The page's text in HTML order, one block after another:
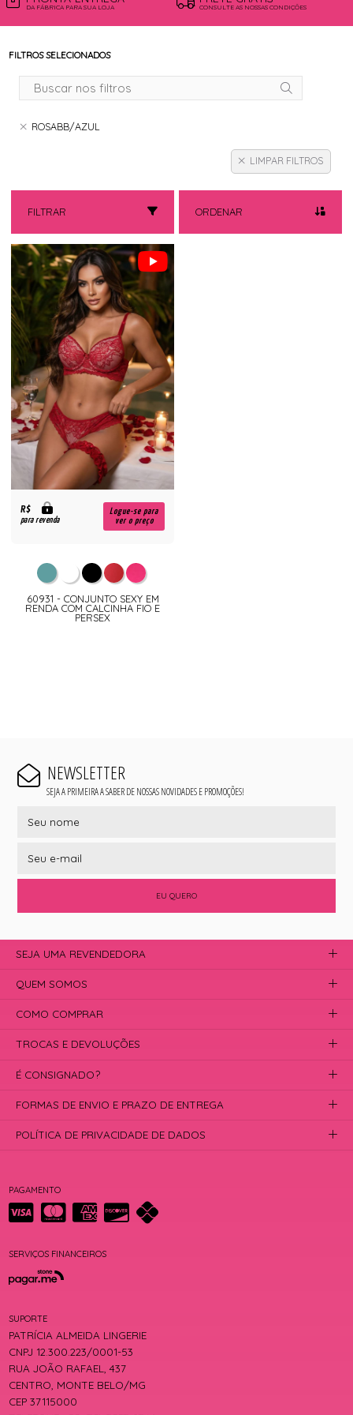
DA FÁBRICA PARA SUA LOJA CONSULTE AS NOSSAS CONDIÇÕES
FILTROS SELECIONADOS
ROSABB/AZUL
LIMPAR FILTROS
FILTRAR ORDENAR
R$
para revenda
Logue-se para
ver o preço
60931 - CONJUNTO SEXY EM
RENDA COM CALCINHA FIO E
PERSEX
NEWSLETTER
SEJA A PRIMEIRA A SABER DE NOSSAS NOVIDADES E PROMOÇÕES!
EU QUERO
PAGAMENTO
SERVIÇOS FINANCEIROS
SUPORTE
PATRÍCIA ALMEIDA LINGERIE
CNPJ 12.300.223/0001-53
RUA JOÃO RAFAEL, 437
CENTRO, MONTE BELO/MG
CEP 37115000
SEJA UMA REVENDEDORA
QUEM SOMOS
COMO COMPRAR
TROCAS E DEVOLUÇÕES
É CONSIGNADO?
FORMAS DE ENVIO E PRAZO DE ENTREGA
POLÍTICA DE PRIVACIDADE DE DADOS